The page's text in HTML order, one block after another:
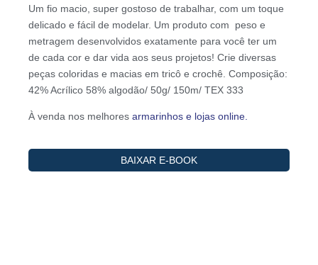
Um fio macio, super gostoso de trabalhar, com um toque
delicado e fácil de modelar. Um produto com peso e
metragem desenvolvidos exatamente para você ter um
de cada cor e dar vida aos seus projetos! Crie diversas
peças coloridas e macias em tricô e crochê. Composição:
42% Acrílico 58% algodão/ 50g/ 150m/ TEX 333
À venda nos melhores armarinhos e lojas online.